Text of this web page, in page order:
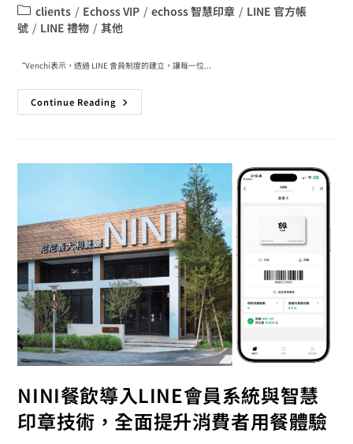
clients / Echoss VIP / echoss 智慧印章 / LINE 官方帳
號 / LINE 禮物 / 其他
“Venchi表示，透過 LINE 會員制度的建立，讓每一位...
Continue Reading
NINI餐飲導入LINE會員系統與智慧
印章技術，全面提升消費者用餐體驗